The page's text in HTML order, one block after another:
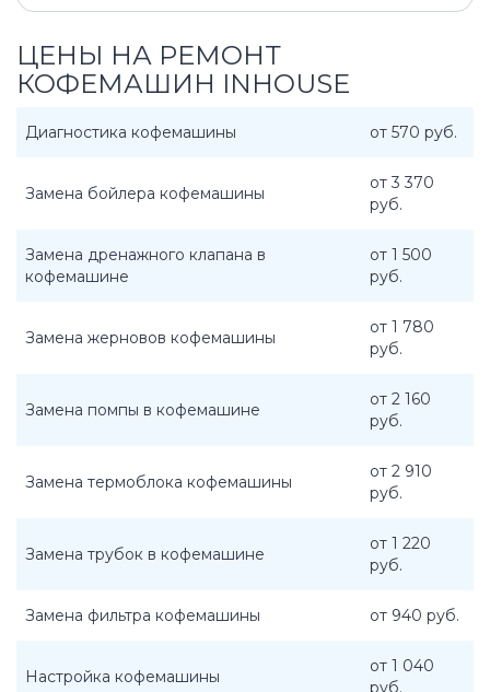
ЦЕНЫ НА РЕМОНТ
КОФЕМАШИН INHOUSE
Диагностика кофемашины от 570 руб.
Замена бойлера кофемашины
от 3 370
руб.
Замена дренажного клапана в
кофемашине
от 1 500
руб.
Замена жерновов кофемашины
от 1 780
руб.
Замена помпы в кофемашине
от 2 160
руб.
Замена термоблока кофемашины
от 2 910
руб.
Замена трубок в кофемашине
от 1 220
руб.
Замена фильтра кофемашины от 940 руб.
Настройка кофемашины
от 1 040
руб.